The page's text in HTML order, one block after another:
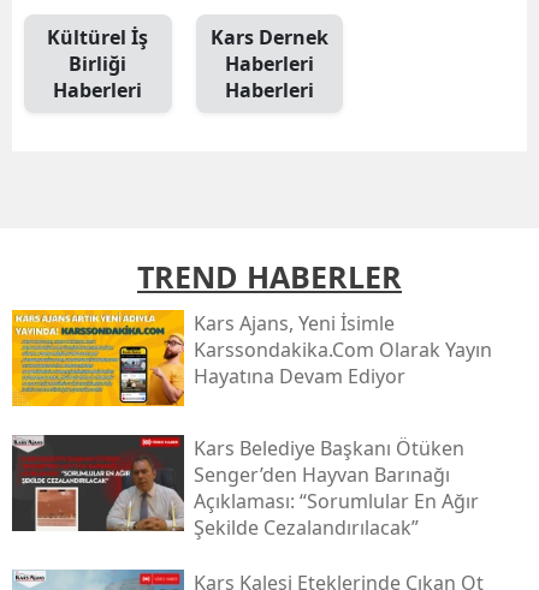
Kastamonu
Kayseri
Kırklareli
Kocaeli
Konya
Kütahya
Kültürel İş
Birliği
Haberleri
Kars Dernek
Haberleri
Haberleri
TREND HABERLER
Kars Ajans, Yeni İsimle
Karssondakika.com Olarak Yayın
Hayatına Devam Ediyor
Kars Belediye Başkanı Ötüken
Senger’den Hayvan Barınağı
Açıklaması: “sorumlular En Ağır
Şekilde Cezalandırılacak”
Kars Kalesi Eteklerinde Çıkan Ot